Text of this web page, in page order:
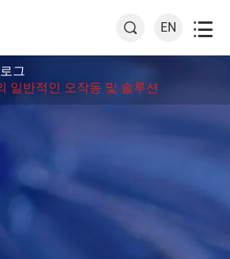
 EN 
그
일반적인 오작동 및 솔루션